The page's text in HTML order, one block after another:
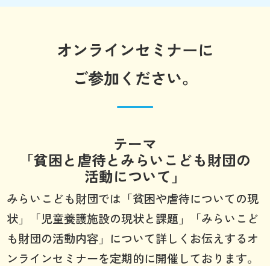
オンラインセミナーに
ご参加ください。
テーマ
「貧困と虐待とみらいこども財団の
活動について」
みらいこども財団では「貧困や虐待についての現
状」「児童養護施設の現状と課題」「みらいこど
も財団の活動内容」について詳しくお伝えするオ
ンラインセミナーを定期的に開催しております。